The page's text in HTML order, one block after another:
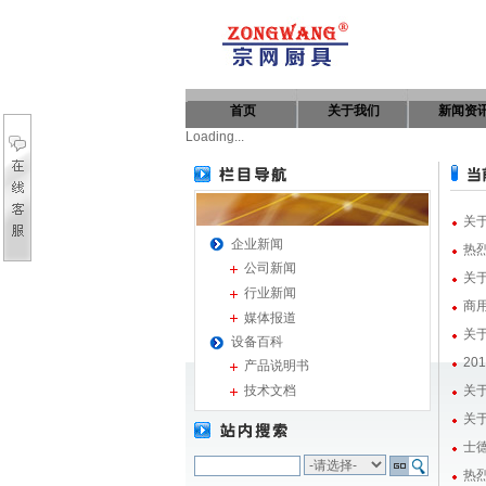
首页 关于我们 新闻资
Loading...
企业新闻
公司新闻
行业新闻
媒体报道
设备百科
产品说明书
技术文档
关
热
关
商
关
关
关
士
热